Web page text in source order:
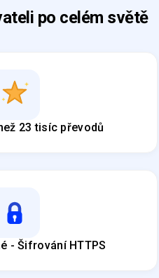
po celém světě
23 tisíc převodů
- Šifrování HTTPS